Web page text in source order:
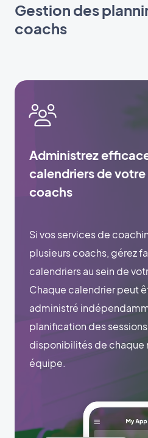
Gestion des
coachs
Administrez
calendriers de
coachs
Si vos services de
plusieurs coachs, gérez
calendriers au sein de
Chaque calendrier peut
administré
planification des
disponibilités de chaque
équipe.